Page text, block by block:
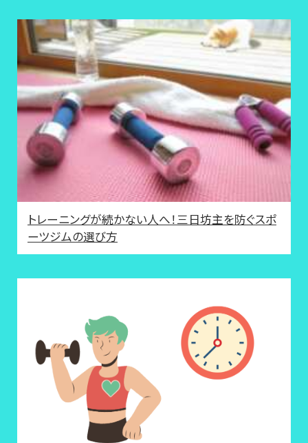
トレーニングが続かない人へ！三日坊主を防ぐスポ
ーツジムの選び方